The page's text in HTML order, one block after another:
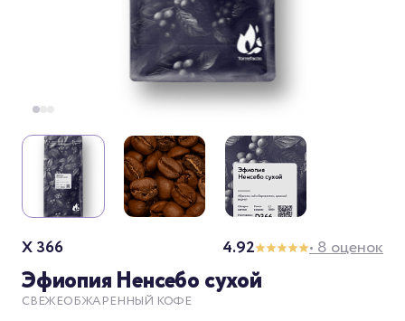
Эфиопия Ненсебо сухой
СВЕЖЕОБЖАРЕННЫЙ КОФЕ
X 366 4.92 • 8 оценок